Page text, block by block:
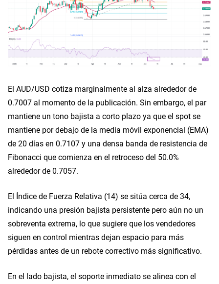
El AUD/USD cotiza marginalmente al alza alrededor de
0.7007 al momento de la publicación. Sin embargo, el par
mantiene un tono bajista a corto plazo ya que el spot se
mantiene por debajo de la media móvil exponencial (EMA)
de 20 días en 0.7107 y una densa banda de resistencia de
Fibonacci que comienza en el retroceso del 50.0%
alrededor de 0.7057.
El Índice de Fuerza Relativa (14) se sitúa cerca de 34,
indicando una presión bajista persistente pero aún no un
sobreventa extrema, lo que sugiere que los vendedores
siguen en control mientras dejan espacio para más
pérdidas antes de un rebote correctivo más significativo.
En el lado bajista, el soporte inmediato se alinea con el